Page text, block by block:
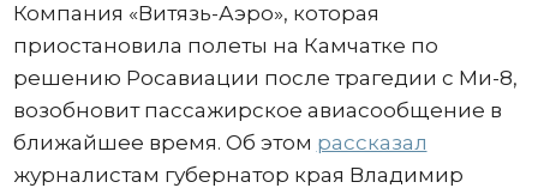
Компания «Витязь-Аэро», которая
приостановила полеты на Камчатке по
решению Росавиации после трагедии с Ми-8,
возобновит пассажирское авиасообщение в
ближайшее время. Об этом рассказал
журналистам губернатор края Владимир